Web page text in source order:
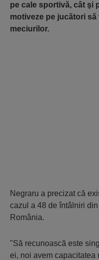
pe cale sportivă, cât şi
motiveze pe jucători
meciurilor.
Negraru a precizat că
cazul a 48 de întâlniri
România.
"Să recunoască este
ei, noi avem capacitatea